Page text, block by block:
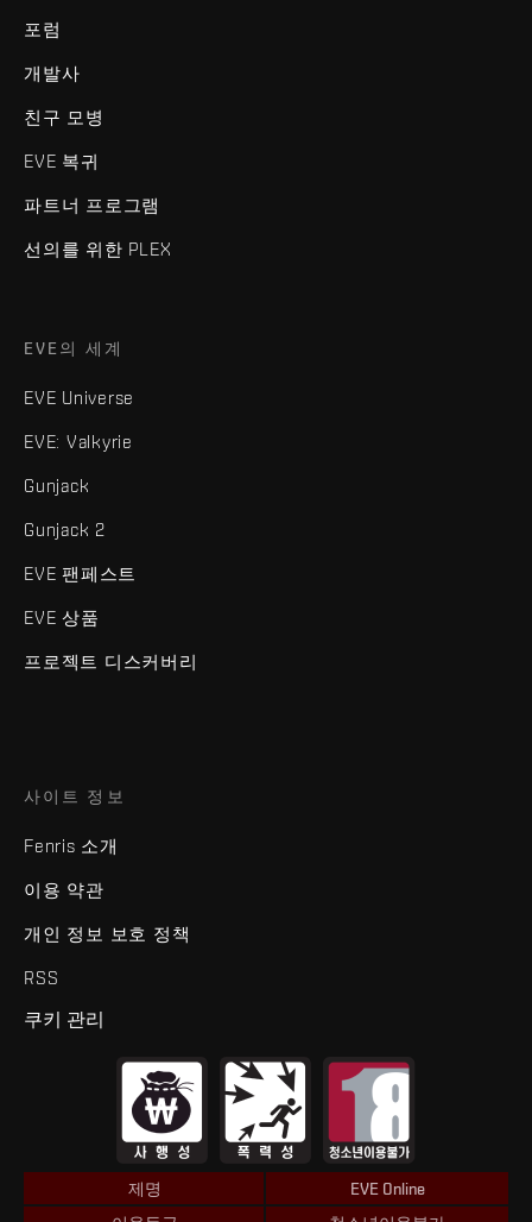
포럼
개발사
친구 모병
EVE 복귀
파트너 프로그램
선의를 위한 PLEX
EVE의 세계
EVE Universe
EVE: Valkyrie
Gunjack
Gunjack 2
EVE 팬페스트
EVE 상품
프로젝트 디스커버리
사이트 정보
Fenris 소개
이용 약관
개인 정보 보호 정책
RSS
쿠키 관리
제명
EVE Online